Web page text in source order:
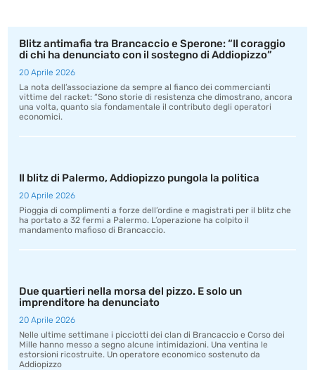
Blitz antimafia tra Brancaccio e Sperone: “Il coraggio
di chi ha denunciato con il sostegno di Addiopizzo”
20 Aprile 2026
La nota dell’associazione da sempre al fianco dei commercianti
vittime del racket: “Sono storie di resistenza che dimostrano, ancora
una volta, quanto sia fondamentale il contributo degli operatori
economici.
Il blitz di Palermo, Addiopizzo pungola la politica
20 Aprile 2026
Pioggia di complimenti a forze dell’ordine e magistrati per il blitz che
ha portato a 32 fermi a Palermo. L’operazione ha colpito il
mandamento mafioso di Brancaccio.
Due quartieri nella morsa del pizzo. E solo un
imprenditore ha denunciato
20 Aprile 2026
Nelle ultime settimane i picciotti dei clan di Brancaccio e Corso dei
Mille hanno messo a segno alcune intimidazioni. Una ventina le
estorsioni ricostruite. Un operatore economico sostenuto da
Addiopizzo